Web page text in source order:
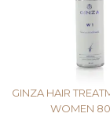
GINZA HAIR
WOMEN